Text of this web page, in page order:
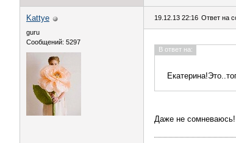
Kattye
guru
Сообщений: 5297
19.12.13 22:16 Ответ на
В ответ на:
Даже не сомневаюсь!